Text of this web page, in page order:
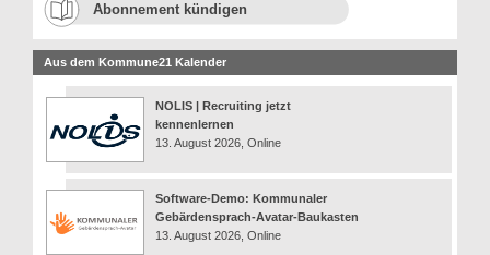
Abonnement kündigen
Aus dem Kommune21 Kalender
NOLIS | Recruiting jetzt
kennenlernen
13. August 2026, Online
Software-Demo: Kommunaler
Gebärdensprach-Avatar-Baukasten
13. August 2026, Online